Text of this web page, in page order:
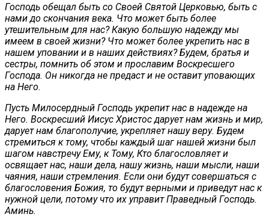
Господь обещал быть со Своей Святой Церковью, быть с
нами до скончания века. Что может быть более
утешительным для нас? Какую большую надежду мы
имеем в своей жизни? Что может более укрепить нас в
нашем уповании и в наших действиях? Будем, братья и
сестры, помнить об этом и прославим Воскресшего
Господа. Он никогда не предаст и не оставит уповающих
на Него.
Пусть Милосердный Господь укрепит нас в надежде на
Него. Воскресший Иисус Христос дарует нам жизнь и мир,
дарует нам благополучие, укрепляет нашу веру. Будем
стремиться к тому, чтобы каждый шаг нашей жизни был
шагом навстречу Ему, к Тому, Кто благословляет и
освящает нас, наши дела, нашу жизнь, наши мысли, наши
чаяния, наши стремления. Если они будут совершаться с
благословения Божия, то будут верными и приведут нас к
нужной цели, потому что их управит Праведный Господь.
Аминь.